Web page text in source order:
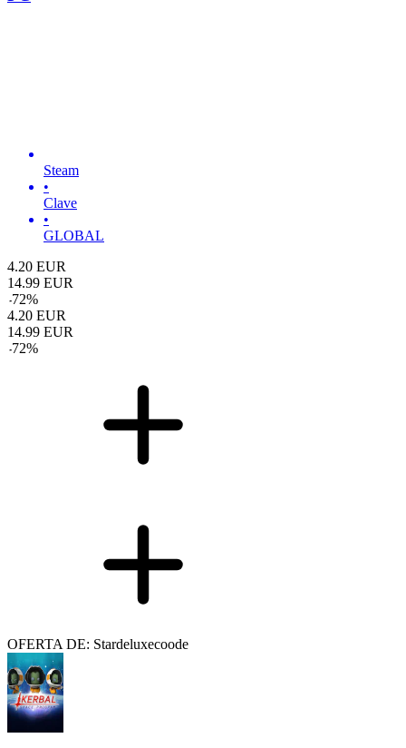
Steam
•
Clave
•
GLOBAL
4.20 EUR
14.99 EUR
-72%
4.20 EUR
14.99 EUR
-72%
OFERTA DE: Stardeluxecoode